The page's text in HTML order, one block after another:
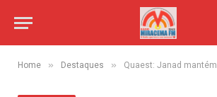
Home » Destaques » Quaest: Janad mantém liderança com 42% em